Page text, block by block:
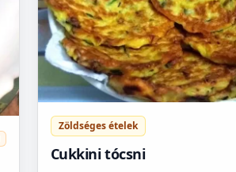
Zöldséges ételek
Cukkini tócsni